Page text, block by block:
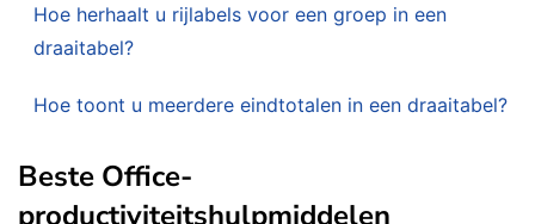
Hoe herhaalt u rijlabels voor een groep in een
draaitabel?
Hoe toont u meerdere eindtotalen in een draaitabel?
Beste Office-
productiviteitshulpmiddelen